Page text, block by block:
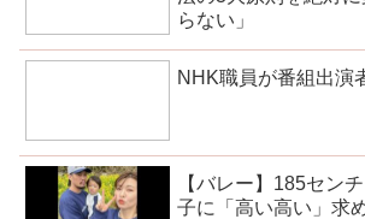
らない」
NHK職員が番組出演
【バレー】185セン
子に「高い高い」求